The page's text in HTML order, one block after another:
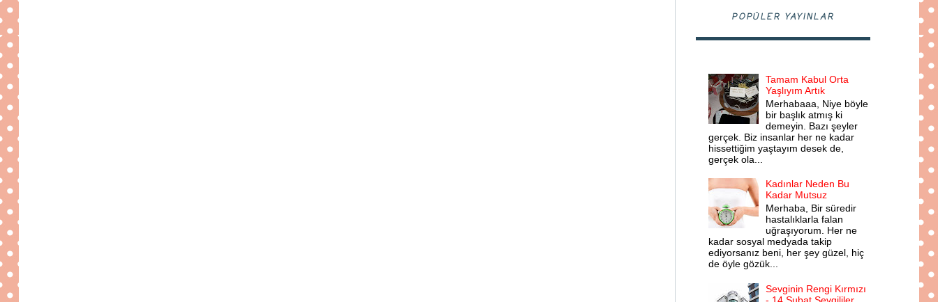
POPÜLER YAYINLAR
Tamam Kabul Orta
Yaşlıyım Artık
Merhabaaa, Niye böyle
bir başlık atmış ki
demeyin. Bazı şeyler
gerçek. Biz insanlar her ne kadar
hissettiğim yaştayım desek de,
gerçek ola...
Kadınlar Neden Bu
Kadar Mutsuz
Merhaba, Bir süredir
hastalıklarla falan
uğraşıyorum. Her ne
kadar sosyal medyada takip
ediyorsanız beni, her şey güzel, hiç
de öyle gözük...
Sevginin Rengi Kırmızı
- 14 Şubat Sevgililer